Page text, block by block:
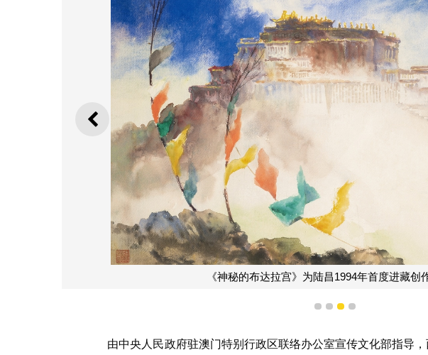
上一则
《神秘的布达拉宫》为陆昌1994年首度进藏创
1 2 3 4
由中央人民政府驻澳门特别行政区联络办公室宣传文化部指导，